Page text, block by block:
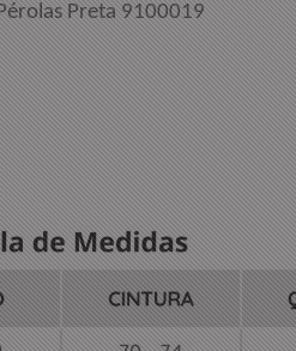
Preta 9100019